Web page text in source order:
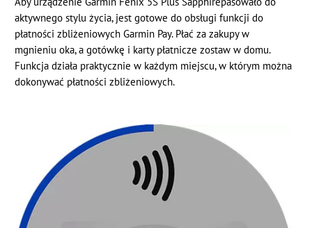
aktywnego stylu życia, jest gotowe do obsługi funkcji do
płatności zbliżeniowych Garmin Pay. Płać za zakupy w
mgnieniu oka, a gotówkę i karty płatnicze zostaw w domu.
Funkcja działa praktycznie w każdym miejscu, w którym można
dokonywać płatności zbliżeniowych.